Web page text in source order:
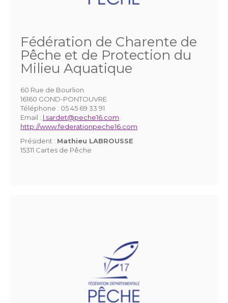
Fédération de Charente de
Pêche et de Protection du
Milieu Aquatique
60 Rue de Bourlion
16160 GOND-PONTOUVRE
Téléphone : 05 45 69 33 91
Email : l.sardet@peche16.com
http://www.federationpeche16.com
Président : Mathieu LABROUSSE
15311 Cartes de Pêche